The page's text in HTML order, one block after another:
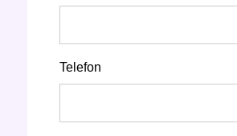
Telefon